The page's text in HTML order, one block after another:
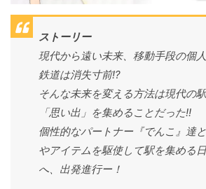
ストーリー
現代から遠い未来、移動手段の個
鉄道は消失寸前!?
そんな未来を変える方法は現代の
「思い出」を集めることだった!!
個性的なパートナー『でんこ』達
やアイテムを駆使して駅を集める
へ、出発進行ー！